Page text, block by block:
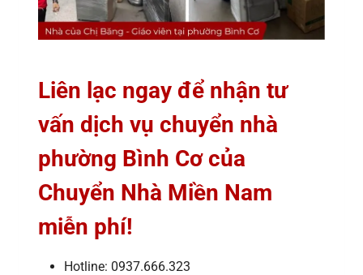
Liên lạc ngay để nhận tư
vấn dịch vụ chuyển nhà
phường Bình Cơ của
Chuyển Nhà Miền Nam
miễn phí!
Hotline: 0937.666.323